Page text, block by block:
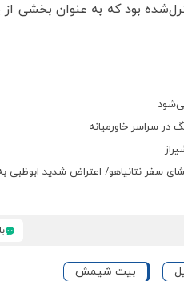
بود که به عنوان بخشی
در سراسر خاورمیانه
سفر نتانیاهو/ اعتراض شدید ابوظبی
بیت شیمش